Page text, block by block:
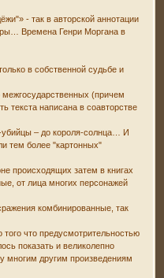
- так в авторской аннотации
Времена Генри Моргана в
в собственной судьбе и
межгосударственных (причем
текста написана в соавторстве
убийцы – до короля-солнца… И
тем более "картонных"
происходящих затем в книгах
от лица многих персонажей
комбинированные, так
что предусмотрительностью
показать и великолепно
многим другим произведениям